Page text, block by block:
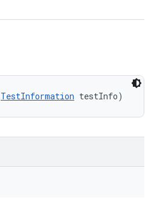
TestInformation testInfo)